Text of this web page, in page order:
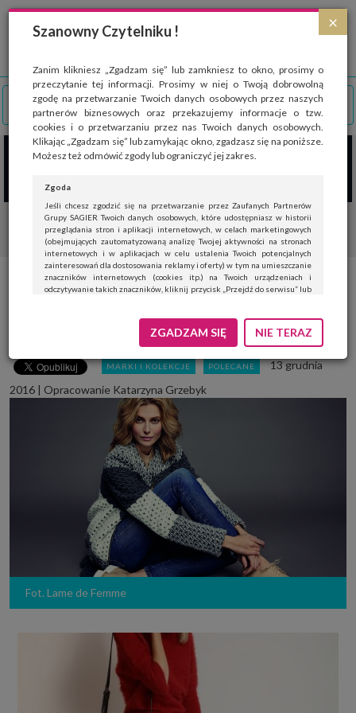
×
Szanowny Czytelniku !
Zanim klikniesz „Zgadzam się” lub zamkniesz to okno, prosimy o
przeczytanie tej informacji. Prosimy w niej o Twoją dobrowolną
zgodę na przetwarzanie Twoich danych osobowych przez naszych
partnerów biznesowych oraz przekazujemy informacje o tzw.
cookies i o przetwarzaniu przez nas Twoich danych osobowych.
Klikając „Zgadzam się” lub zamykając okno, zgadzasz się na poniższe.
Możesz też odmówić zgody lub ograniczyć jej zakres.
Zgoda
Jeśli chcesz zgodzić się na przetwarzanie przez Zaufanych Partnerów
Grupy SAGIER Twoich danych osobowych, które udostępniasz w historii
przeglądania stron i aplikacji internetowych, w celach marketingowych
(obejmujących zautomatyzowaną analizę Twojej aktywności na stronach
internetowych i w aplikacjach w celu ustalenia Twoich potencjalnych
zainteresowań dla dostosowania reklamy i oferty) w tym na umieszczanie
znaczników internetowych (cookies itp.) na Twoich urządzeniach i
odczytywanie takich znaczników, kliknij przycisk „Przejdź do serwisu” lub
Jeśli nie chcesz wyrazić zgody, kliknij „Nie teraz”.
Wyrażenie zgody jest dobrowolne. Możesz edytować zakres zgody, w tym
Powyższa zgoda dotyczy przetwarzania Twoich danych osobowych w celach
marketingowych Zaufanych Partnerów. Zaufani Partnerzy to firmy z
obszaru e-commerce i reklamodawcy oraz działające w ich imieniu domy
mediowe i podobne organizacje, z którymi Grupa SAGIER współpracuje.
Podmioty z Grupy SAGIER w ramach udostępnianych przez siebie usług
internetowych przetwarzają Twoje dane we własnych celach
marketingowych w oparciu o prawnie uzasadniony, wspólny interes
podmiotów Grupy SAGIER. Przetwarzanie takie nie wymaga dodatkowej
zgody z Twojej strony, ale możesz mu się w każdej chwili sprzeciwić. O ile
nie zdecydujesz inaczej, dokonując stosownych zmian ustawień w Twojej
przeglądarce, podmioty z Grupy SAGIER będą również instalować na
Twoich urządzeniach pliki cookies i podobne oraz odczytywać informacje z
takich plików. Bliższe informacje o cookies znajdziesz w akapicie
„Cookies” pod koniec tej informacji.
Administrator danych osobowych
Administratorami Twoich danych są podmioty z Grupy SAGIER czyli
podmioty z grupy kapitałowej SAGIER, w której skład wchodzą Sagier Sp. z
o.o. ul. Cegielniana 18c/3, 35-310 Rzeszów oraz Podmioty Zależne.
Ponadto, w świetle obowiązującego prawa, administratorami Twoich
danych w ramach poszczególnych Usług mogą być również Zaufani
PODMIIOTY ZALEŻNE:
http://www.biznesistyl.pl/
http://poradnikbudowlany.eu/
https://modnieizdrowo.pl/
ZGADZAM SIĘ NIE TERAZ
Strona wykorzystuje pliki cookies, które służą głównie do celów statystycznych.
Wyrażając zgodę na używanie 'cookies', zezwalasz na zapisanie ich w pamięci
przeglądarki. Przejdź do
polityki cookies
Swetry damskie idealne na
każdą okazję
MARKI I KOLEKCJE POLECANE
13 grudnia
2016 | Opracowanie Katarzyna Grzebyk
Fot. Lame de Femme